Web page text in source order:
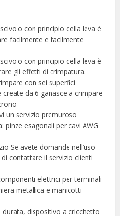
con principio della leva è
facilmente e facilmente
con principio della leva è
gli effetti di crimpatura.
con sei superfici
da 6 ganasce a crimpare
un servizio premuroso
pinze esagonali per cavi AWG
Se avete domande nell’uso
contattare il servizio clienti
elettrici per terminali
metallica e manicotti
dispositivo a cricchetto